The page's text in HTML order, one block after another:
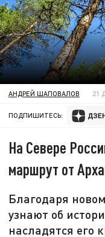
АНДРЕЙ ШАПОВАЛОВ 21
ПОДПИШИТЕСЬ:
На Севере
маршрут от
Благодаря
узнают об
насладятся его